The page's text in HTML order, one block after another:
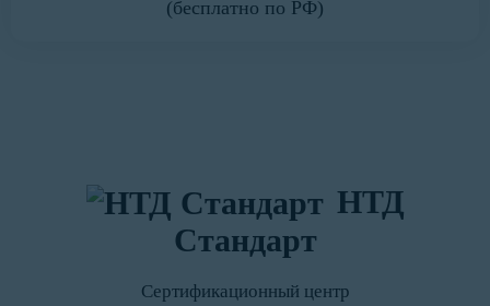
(бесплатно по РФ)
НТД
Стандарт
Сертификационный центр